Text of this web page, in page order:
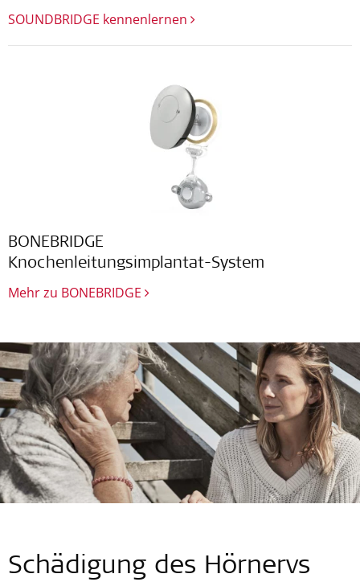
SOUNDBRIDGE kennenlernen
BONEBRIDGE
Knochenleitungsimplantat-System
Mehr zu BONEBRIDGE
Schädigung des Hörnervs